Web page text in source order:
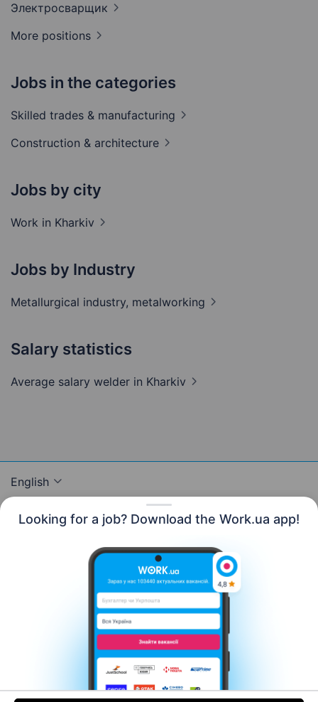
Looking for a job? Download the Work.ua app!
Электросварщик
More positions
Jobs in the categories
Skilled trades & manufacturing
Construction & architecture
Jobs by city
Work in Kharkiv
Jobs by Industry
Metallurgical industry, metalworking
Salary statistics
Average salary welder in Kharkiv
English
Contact us About us
Сareer
Help
For employers
© 2006–2026 Work.ua. Ukraine's #1 job service.